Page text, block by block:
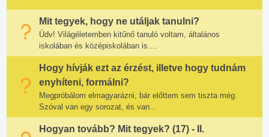
Mit tegyek, hogy ne utáljak tanulni?
Üdv! Világéletemben kitűnő tanuló voltam, általános
iskolában és középiskolában is....
Hogy hívják ezt az érzést, illetve hogy tudnám
enyhíteni, formálni?
Megpróbálom elmagyarázni, bár előttem sem tiszta még.
Szóval van egy sorozat, és van...
Hogyan tovább? Mit tegyek? (17) - II.